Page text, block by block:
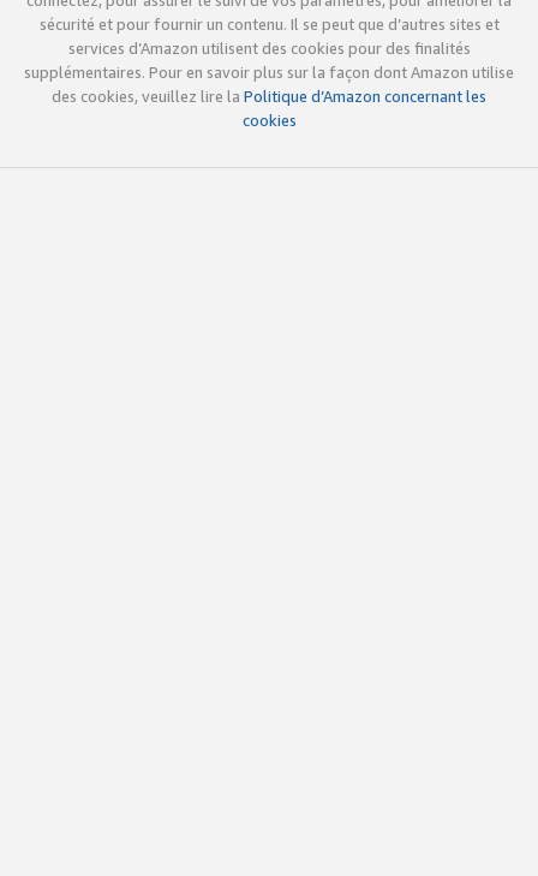
sécurité et pour fournir un contenu. Il se peut que d’autres sites et
services d’Amazon utilisent des cookies pour des finalités
supplémentaires. Pour en savoir plus sur la façon dont Amazon utilise
des cookies, veuillez lire la Politique d’Amazon concernant les
cookies